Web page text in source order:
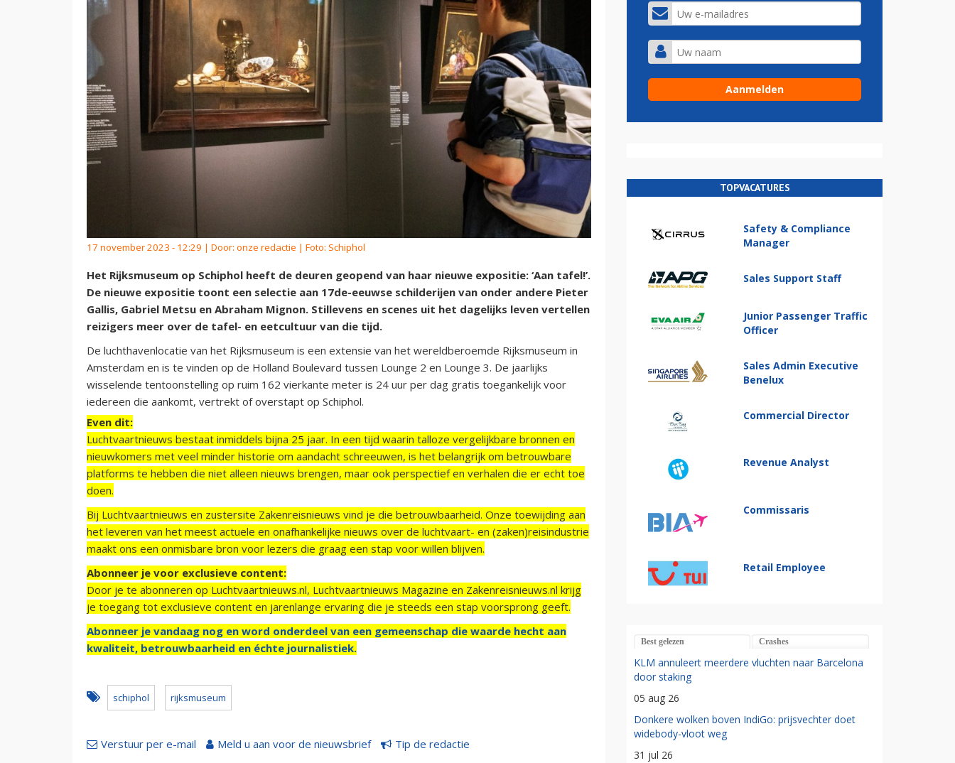
17 november 2023 - 12:29 | Door: onze redactie | Foto: Schiphol
Het Rijksmuseum op Schiphol heeft de deuren geopend van haar nieuwe expositie: ‘Aan tafel!’.
De nieuwe expositie toont een selectie aan 17de-eeuwse schilderijen van onder andere Pieter
Gallis, Gabriel Metsu en Abraham Mignon. Stillevens en scenes uit het dagelijks leven vertellen
reizigers meer over de tafel- en eetcultuur van die tijd.
De luchthavenlocatie van het Rijksmuseum is een extensie van het wereldberoemde Rijksmuseum in
Amsterdam en is te vinden op de Holland Boulevard tussen Lounge 2 en Lounge 3. De jaarlijks
wisselende tentoonstelling op ruim 162 vierkante meter is 24 uur per dag gratis toegankelijk voor
iedereen die aankomt, vertrekt of overstapt op Schiphol.
Even dit:
Luchtvaartnieuws bestaat inmiddels bijna 25 jaar. In een tijd waarin talloze vergelijkbare bronnen en
nieuwkomers met veel minder historie om aandacht schreeuwen, is het belangrijk om betrouwbare
platforms te hebben die niet alleen nieuws brengen, maar ook perspectief en verhalen die er echt toe
doen.
Bij Luchtvaartnieuws en zustersite Zakenreisnieuws vind je die betrouwbaarheid. Onze toewijding aan
het leveren van het meest actuele en onafhankelijke nieuws over de luchtvaart- en (zaken)reisindustrie
maakt ons een onmisbare bron voor lezers die graag een stap voor willen blijven.
Abonneer je voor exclusieve content:
Door je te abonneren op Luchtvaartnieuws.nl, Luchtvaartnieuws Magazine en Zakenreisnieuws.nl krijg
je toegang tot exclusieve content en jarenlange ervaring die je steeds een stap voorsprong geeft.
Abonneer je vandaag nog en word onderdeel van een gemeenschap die waarde hecht aan
kwaliteit, betrouwbaarheid en échte journalistiek.
schiphol rijksmuseum
Verstuur per e-mail Meld u aan voor de nieuwsbrief Tip de redactie
TOPVACATURES
Safety & Compliance
Manager
Sales Support Staff
Junior Passenger Traffic
Officer
Sales Admin Executive
Benelux
Commercial Director
Revenue Analyst
Commissaris
Retail Employee
Best gelezen Crashes
KLM annuleert meerdere vluchten naar Barcelona
door staking
05 aug 26
Donkere wolken boven IndiGo: prijsvechter doet
widebody-vloot weg
31 jul 26